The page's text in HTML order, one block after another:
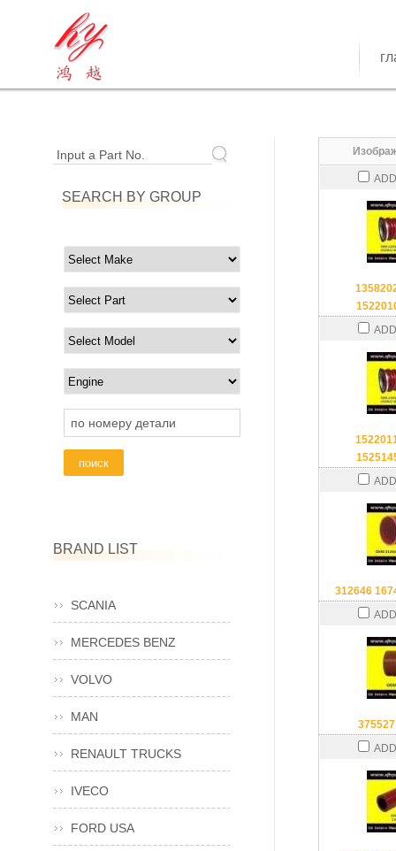
312646
Input a Part No.
SEARCH BY GROUP
по номеру детали
BRAND LIST
SCANIA
MERCEDES BENZ
VOLVO
MAN
RENAULT TRUCKS
IVECO
FORD USA